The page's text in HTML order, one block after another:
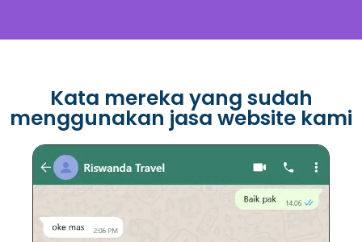
Kata mereka yang sudah
menggunakan jasa website kami